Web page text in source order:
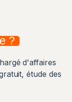
?
d'affaires
étude des